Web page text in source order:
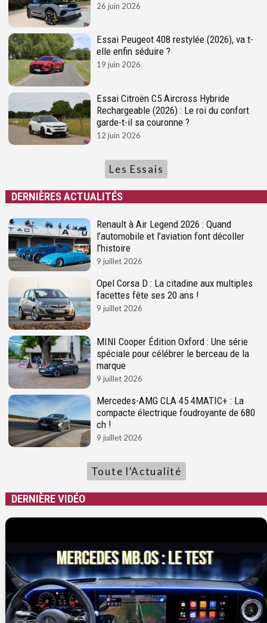
26 juin 2026
Essai Peugeot 408 restylée (2026), va t-
elle enfin séduire ?
19 juin 2026
Essai Citroën C5 Aircross Hybride
Rechargeable (2026) : Le roi du confort
garde-t-il sa couronne ?
12 juin 2026
Les Essais
DERNIÈRES ACTUALITÉS
Renault à Air Legend 2026 : Quand
l’automobile et l’aviation font décoller
l’histoire
9 juillet 2026
Opel Corsa D : La citadine aux multiples
facettes fête ses 20 ans !
9 juillet 2026
MINI Cooper Édition Oxford : Une série
spéciale pour célébrer le berceau de la
marque
9 juillet 2026
Mercedes-AMG CLA 45 4MATIC+ : La
compacte électrique foudroyante de 680
ch !
9 juillet 2026
Toute l'Actualité
DERNIÈRE VIDÉO